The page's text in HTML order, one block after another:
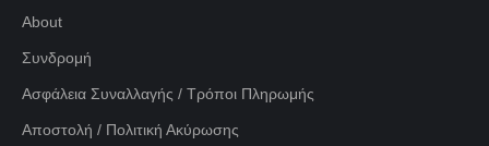
About
Συνδρομή
Ασφάλεια Συναλλαγής / Τρόποι Πληρωμής
Αποστολή / Πολιτική Ακύρωσης